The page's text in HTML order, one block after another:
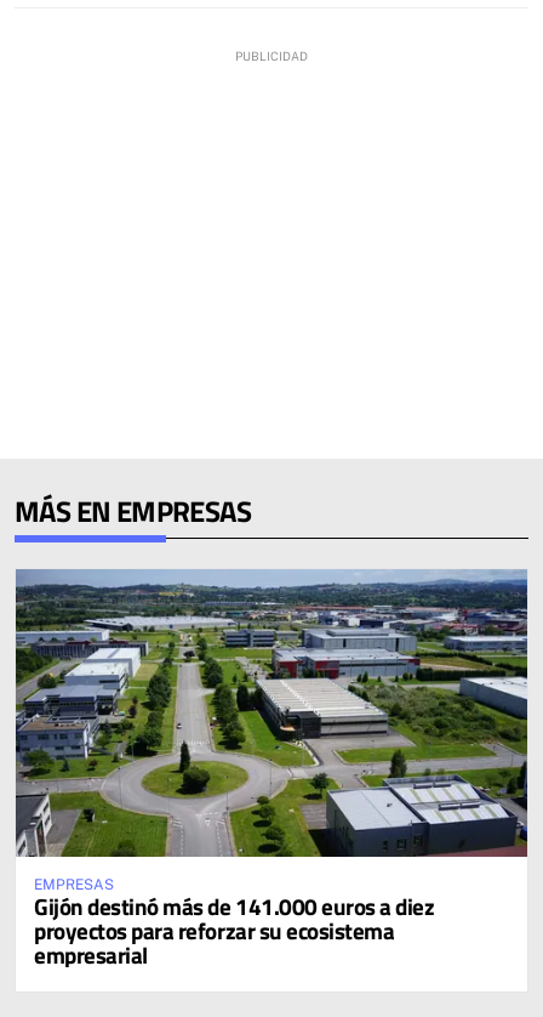
MÁS EN EMPRESAS
EMPRESAS
Gijón destinó más de 141.000 euros a diez
proyectos para reforzar su ecosistema
empresarial